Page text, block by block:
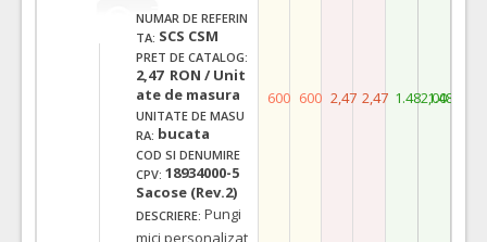
NUMAR DE REFERIN
TA: SCS CSM
PRET DE CATALOG:
2,47 RON / Unit
ate de masura
UNITATE DE MASU
RA: bucata
COD SI DENUMIRE
CPV: 18934000-5
Sacose (Rev.2)
DESCRIERE: Pungi
mici personalizat
600 600 2,47 2,47 1.482,001.482,00